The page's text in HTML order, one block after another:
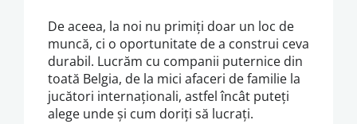
De aceea, la noi nu primiți doar un loc de
muncă, ci o oportunitate de a construi ceva
durabil. Lucrăm cu companii puternice din
toată Belgia, de la mici afaceri de familie la
jucători internaționali, astfel încât puteți
alege unde și cum doriți să lucrați.